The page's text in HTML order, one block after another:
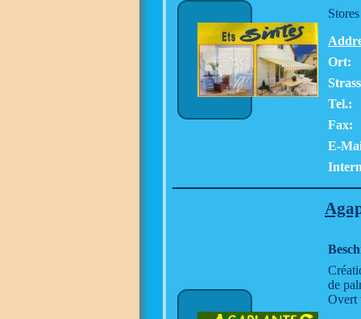
Ort:
Tel.:
Fax:
E-
de
Overt